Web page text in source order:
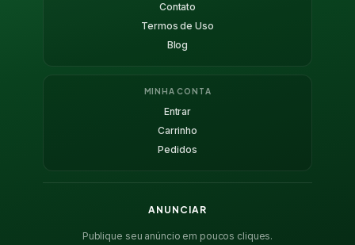
Contato
Termos de Uso
Blog
MINHA CONTA
Entrar
Carrinho
Pedidos
ANUNCIAR
Publique seu anúncio em poucos cliques.